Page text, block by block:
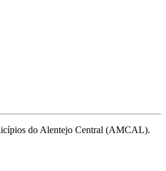
do Alentejo Central (AMCAL).